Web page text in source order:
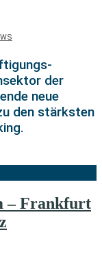
der
neue
den stärksten
– Frankfurt